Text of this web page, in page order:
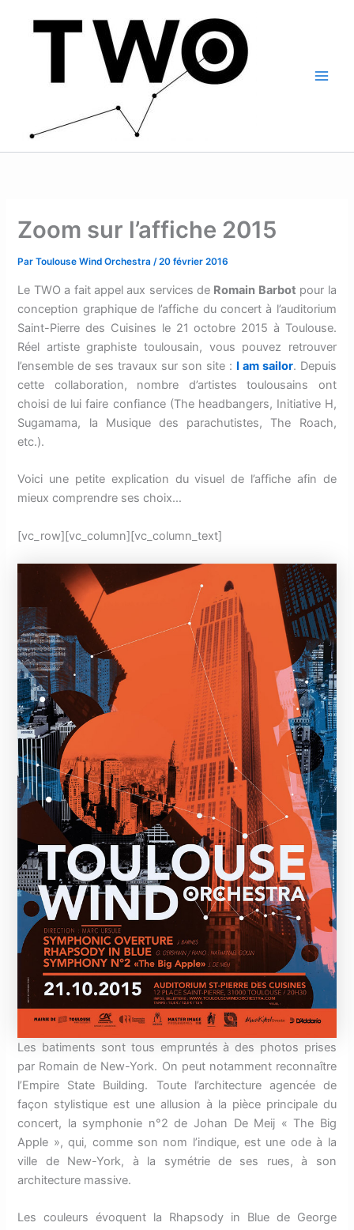
Zoom sur l’affiche 2015
ParToulouse Wind Orchestra/20 février 2016
Le TWO a fait appel aux services de Romain Barbot pour la
conception graphique de l’affiche du concert à l’auditorium
Saint-Pierre des Cuisines le 21 octobre 2015 à Toulouse.
Réel artiste graphiste toulousain, vous pouvez retrouver
l’ensemble de ses travaux sur son site : I am sailor. Depuis
cette collaboration, nombre d’artistes toulousains ont
choisi de lui faire confiance (The headbangers, Initiative H,
Sugamama, la Musique des parachutistes, The Roach,
etc.).
Voici une petite explication du visuel de l’affiche afin de
mieux comprendre ses choix…
[vc_row][vc_column][vc_column_text]
Les batiments sont tous empruntés à des photos prises
par Romain de New-York. On peut notamment reconnaître
l’Empire State Building. Toute l’architecture agencée de
façon stylistique est une allusion à la pièce principale du
concert, la symphonie n°2 de Johan De Meij « The Big
Apple », qui, comme son nom l’indique, est une ode à la
ville de New-York, à la symétrie de ses rues, à son
architecture massive.
Les couleurs évoquent la Rhapsody in Blue de George